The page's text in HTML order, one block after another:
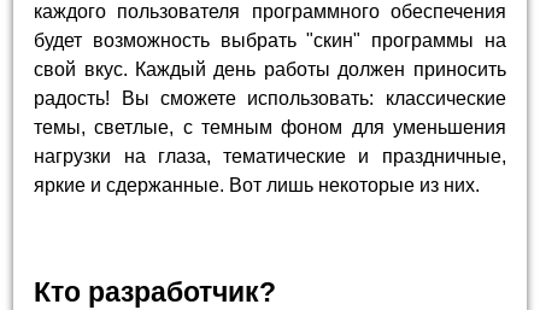
каждого пользователя программного обеспечения
будет возможность выбрать "скин" программы на
свой вкус. Каждый день работы должен приносить
радость! Вы сможете использовать: классические
темы, светлые, с темным фоном для уменьшения
нагрузки на глаза, тематические и праздничные,
яркие и сдержанные. Вот лишь некоторые из них.
Кто разработчик?